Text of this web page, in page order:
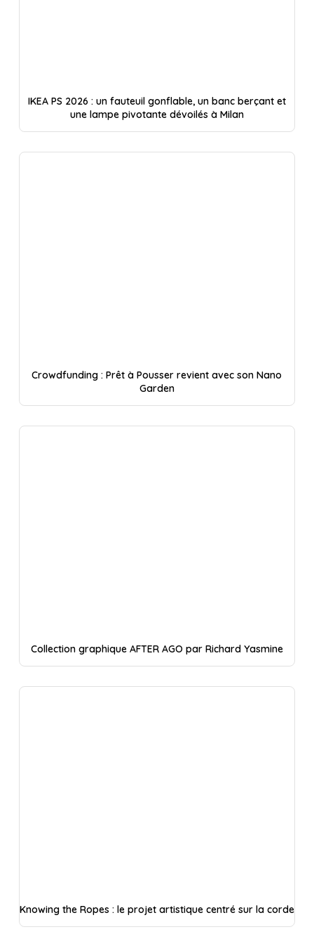
IKEA PS 2026 : un fauteuil gonflable, un banc berçant et
une lampe pivotante dévoilés à Milan
Crowdfunding : Prêt à Pousser revient avec son Nano
Garden
Collection graphique AFTER AGO par Richard Yasmine
Knowing the Ropes : le projet artistique centré sur la corde